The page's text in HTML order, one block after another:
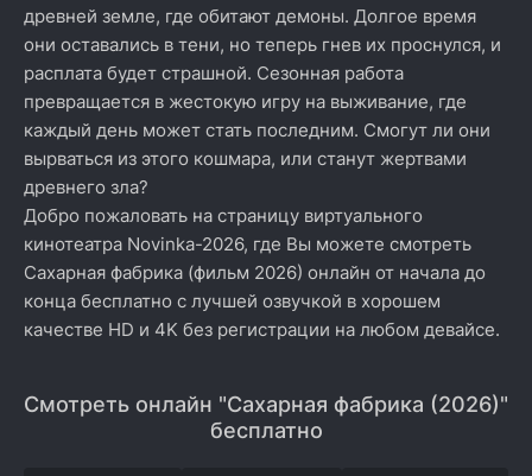
древней земле, где обитают демоны. Долгое время
они оставались в тени, но теперь гнев их проснулся, и
расплата будет страшной. Сезонная работа
превращается в жестокую игру на выживание, где
каждый день может стать последним. Смогут ли они
вырваться из этого кошмара, или станут жертвами
древнего зла?
Добро пожаловать на страницу виртуального
кинотеатра Novinka-2026, где Вы можете смотреть
Сахарная фабрика (фильм 2026) онлайн от начала до
конца бесплатно с лучшей озвучкой в хорошем
качестве HD и 4K без регистрации на любом девайсе.
Смотреть онлайн "Сахарная фабрика (2026)"
бесплатно